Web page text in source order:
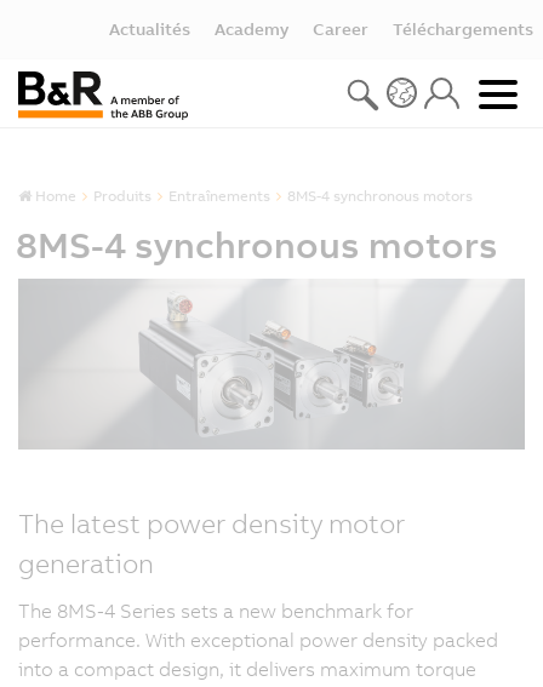
Actualités Academy Career Téléchargements
Home Produits Entraînements 8MS-4 synchronous motors
8MS-4 synchronous motors
The latest power density motor
generation
The 8MS-4 Series sets a new benchmark for
performance. With exceptional power density packed
into a compact design, it delivers maximum torque